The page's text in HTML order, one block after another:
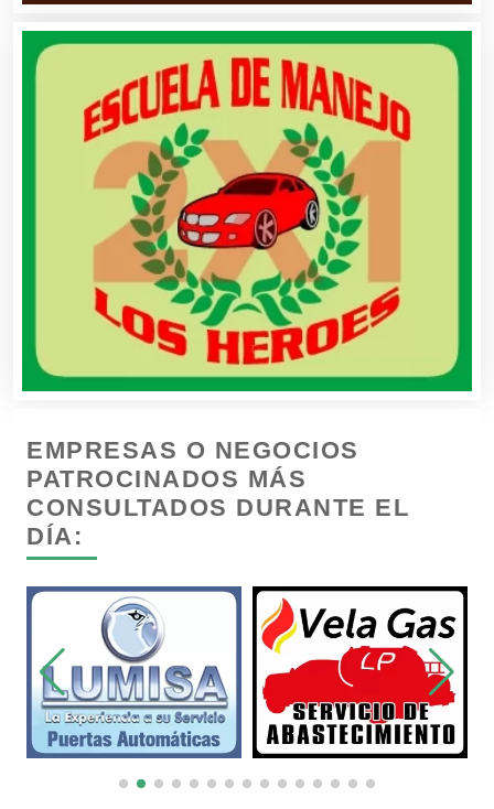
Boutiques
Buceo
Cafeterías
Cajas de Ahorro
Cámaras de Comercio
Camiones para Fletes
Cancelería de Aluminio
Carnicerías
Carpinterías
Centros Comerciales
EMPRESAS O NEGOCIOS
PATROCINADOS MÁS
CONSULTADOS DURANTE EL
DÍA: